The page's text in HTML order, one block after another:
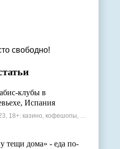
клубы в
Испания
29.04.23, 18+: казино, кофешопы, стрип-бары
тещи дома» - еда по-